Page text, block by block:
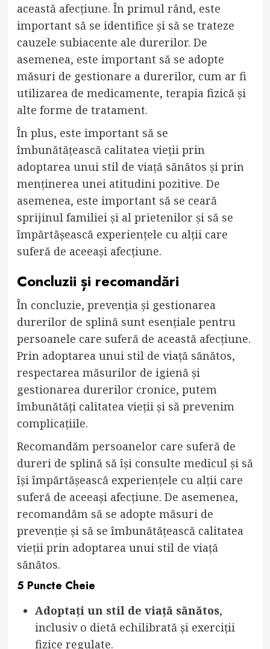
această afecțiune. În primul rând, este
important să se identifice și să se trateze
cauzele subiacente ale durerilor. De
asemenea, este important să se adopte
măsuri de gestionare a durerilor, cum ar fi
utilizarea de medicamente, terapia fizică și
alte forme de tratament.
În plus, este important să se
îmbunătățească calitatea vieții prin
adoptarea unui stil de viață sănătos și prin
menținerea unei atitudini pozitive. De
asemenea, este important să se ceară
sprijinul familiei și al prietenilor și să se
împărtășească experiențele cu alții care
suferă de aceeași afecțiune.
Concluzii și recomandări
În concluzie, prevenția și gestionarea
durerilor de splină sunt esențiale pentru
persoanele care suferă de această afecțiune.
Prin adoptarea unui stil de viață sănătos,
respectarea măsurilor de igienă și
gestionarea durerilor cronice, putem
îmbunătăți calitatea vieții și să prevenim
complicațiile.
Recomandăm persoanelor care suferă de
dureri de splină să își consulte medicul și să
își împărtășească experiențele cu alții care
suferă de aceeași afecțiune. De asemenea,
recomandăm să se adopte măsuri de
prevenție și să se îmbunătățească calitatea
vieții prin adoptarea unui stil de viață
sănătos.
5 Puncte Cheie
Adoptați un stil de viață sănătos,
inclusiv o dietă echilibrată și exerciții
fizice regulate.